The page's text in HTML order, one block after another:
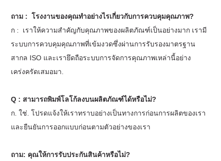
ถาม :โรงงานของคุณทำอย่างไรเกี่ยวกับการควบคุมคุณภาพ?
ก : เราให้ความสำคัญกับคุณภาพของผลิตภัณฑ์เป็นอย่างมาก เรามี
ระบบการควบคุมคุณภาพที่เข้มงวดซึ่งผ่านการรับรองมาตรฐาน
สากล ISO และเรายึดถือระบบการจัดการคุณภาพเหล่านี้อย่าง
เคร่งครัดเสมอมา
Q : สามารถพิมพ์โลโก้ลงบนผลิตภัณฑ์ได้หรือไม่?
ก. ใช่. โปรดแจ้งให้เราทราบอย่างเป็นทางการก่อนการผลิตของเรา
และยืนยันการออกแบบก่อนตามตัวอย่างของเรา
ถาม: คุณให้การรับประกันสินค้าหรือไม่?